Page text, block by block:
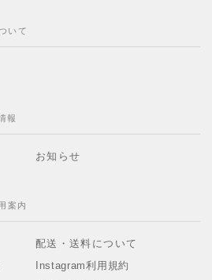
いて
報
お知らせ
案内
配送・送料について
Instagram利用規約